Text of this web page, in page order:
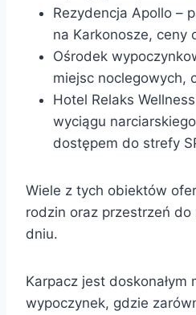
Rezydencja Apollo –
na Karkonosze, ceny
Ośrodek
miejsc noclegowych,
Hotel Relaks
wyciągu
dostępem do strefy
Wiele z tych obiektów
rodzin oraz przestrzeń
dniu.
Karpacz jest doskonałym
wypoczynek, gdzie